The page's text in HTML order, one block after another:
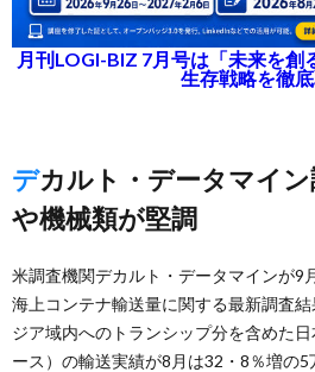
月刊LOGI-BIZ 7月号は「未来を創
生存戦略を徹
デカルト・データマイン調査、自動車関連
や機械類が堅調
米調査機関デカルト・データマインが9
海上コンテナ輸送量に関する最新調査
ジア域内へのトランシップ分を含めた
ース）の輸送実績が8月は32・8％増の